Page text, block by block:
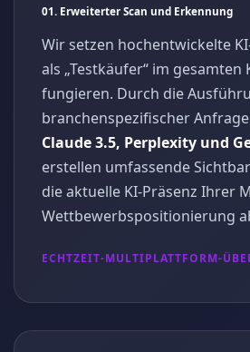
01. Erweiterter Scan und Erkennung
Wir setzen hochentwickelte
als „Testkäufer“ im gesamten
fungieren. Durch die
branchenspezifischer
Claude 3.5, Perplexity und
erstellen umfassende
die aktuelle KI-Präsenz Ihrer
Wettbewerbspositionierung
ECHTZEIT-MULTIPLATTFORM-